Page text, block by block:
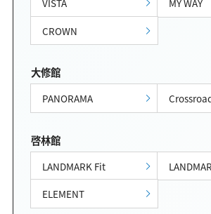
CROWN
大修館
PANORAMA
啓林館
LANDMARK Fit
ELEMENT